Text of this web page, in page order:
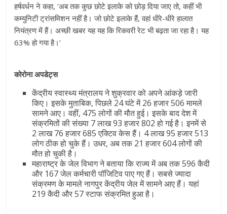
हर्षवर्धन ने कहा, ‘अब तक कुछ छोटे इलाके को छोड़ दिया जाए तो, कहीं भी
कम्युनिटी ट्रांसमिशन नहीं है। जो छोटे इलाके हैं, वहां धीरे-धीरे हालात
नियंत्रण में हैं। अच्छी खबर यह यह कि रिकवरी रेट भी बढ़ता जा रहा है। यह
63% हो गया है।’
कोरोना अपडेट्स
केंद्रीय स्वास्थ्य मंत्रालय ने शुक्रवार को अपने आंकड़े जारी
किए। इसके मुताबिक, पिछले 24 घंटे में 26 हजार 506 मामले
सामने आए। वहीं, 475 लोगों की मौत हुई। इसके बाद देश में
संक्रमितों की संख्या 7 लाख 93 हजार 802 हो गई है। इनमें से
2 लाख 76 हजार 685 एक्टिव केस हैं। 4 लाख 95 हजार 513
लोग ठीक हो चुके हैं। उधर, अब तक 21 हजार 604 लोगों की
मौत हो चुकी है।
महाराष्ट्र के जेल विभाग ने बताया कि राज्य में अब तक 596 कैदी
और 167 जेल कर्मचारी पॉजिटिव पाए गए हैं। सबसे ज्यादा
संक्रमण के मामले नागपुर केंद्रीय जेल में सामने आए हैं। यहां
219 कैदी और 57 स्टाफ संक्रमित हुआ है।